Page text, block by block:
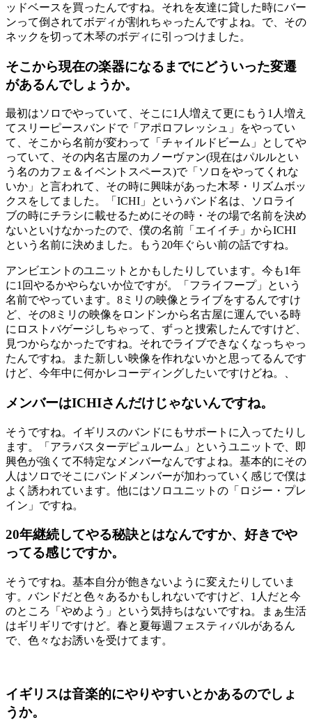
ッドベースを買ったんですね。それを友達に貸した時にバー
ンって倒されてボディが割れちゃったんですよね。で、その
ネックを切って木琴のボディに引っつけました。
そこから現在の楽器になるまでにどういった変遷
があるんでしょうか。
最初はソロでやっていて、そこに1人増えて更にもう1人増え
てスリーピースバンドで「アポロフレッシュ」をやってい
て、そこから名前が変わって「チャイルドビーム」としてや
っていて、その内名古屋のカノーヴァン(現在はパルルとい
う名のカフェ＆イベントスペース)で「ソロをやってくれな
いか」と言われて、その時に興味があった木琴・リズムボッ
クスをしてました。「ICHI」というバンド名は、ソロライ
ブの時にチラシに載せるためにその時・その場で名前を決め
ないといけなかったので、僕の名前「エイイチ」からICHI
という名前に決めました。もう20年ぐらい前の話ですね。
アンビエントのユニットとかもしたりしています。今も1年
に1回やるかやらないか位ですが。「フライフープ」という
名前でやっています。8ミリの映像とライブをするんですけ
ど、その8ミリの映像をロンドンから名古屋に運んでいる時
にロストバゲージしちゃって、ずっと捜索したんですけど、
見つからなかったですね。それでライブできなくなっちゃっ
たんですね。また新しい映像を作れないかと思ってるんです
けど、今年中に何かレコーディングしたいですけどね。、
メンバーはICHIさんだけじゃないんですね。
そうですね。イギリスのバンドにもサポートに入ってたりし
ます。「アラバスターデピュルーム」というユニットで、即
興色が強くて不特定なメンバーなんですよね。基本的にその
人はソロでそこにバンドメンバーが加わっていく感じで僕は
よく誘われています。他にはソロユニットの「ロジー・プレ
イン」ですね。
20年継続してやる秘訣とはなんですか、好きでや
ってる感じですか。
そうですね。基本自分が飽きないように変えたりしていま
す。バンドだと色々あるかもしれないですけど、1人だと今
のところ「やめよう」という気持ちはないですね。まぁ生活
はギリギリですけど。春と夏毎週フェスティバルがあるん
で、色々なお誘いを受けてます。
イギリスは音楽的にやりやすいとかあるのでしょ
うか。